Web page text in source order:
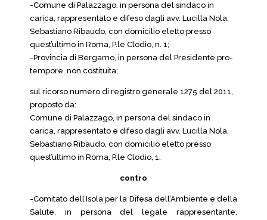
-Comune di Palazzago, in persona del sindaco in
carica, rappresentato e difeso dagli avv. Lucilla Nola,
Sebastiano Ribaudo, con domicilio eletto presso
quest’ultimo in Roma, P.le Clodio, n. 1;
-Provincia di Bergamo, in persona del Presidente pro-
tempore, non costituita;
sul ricorso numero di registro generale 1275 del 2011,
proposto da:
Comune di Palazzago, in persona del sindaco in
carica, rappresentato e difeso dagli avv. Lucilla Nola,
Sebastiano Ribaudo, con domicilio eletto presso
quest’ultimo in Roma, P.le Clodio, 1;
contro
-Comitato dell’Isola per la Difesa dell’Ambiente e della
Salute, in persona del legale rappresentante,